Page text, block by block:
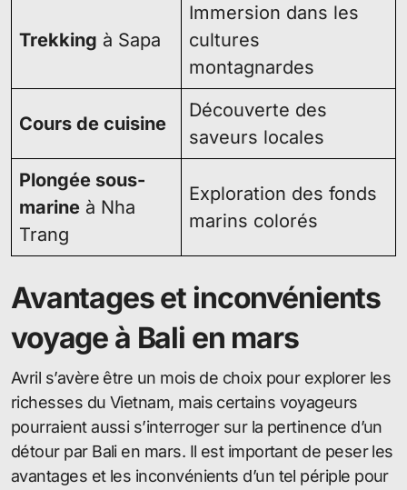
Trekking à Sapa
Immersion dans les
cultures
montagnardes
Cours de cuisine
Découverte des
saveurs locales
Plongée sous-
marine à Nha
Trang
Exploration des fonds
marins colorés
Avantages et inconvénients
voyage à Bali en mars
Avril s’avère être un mois de choix pour explorer les
richesses du Vietnam, mais certains voyageurs
pourraient aussi s’interroger sur la pertinence d’un
détour par Bali en mars. Il est important de peser les
avantages et les inconvénients d’un tel périple pour